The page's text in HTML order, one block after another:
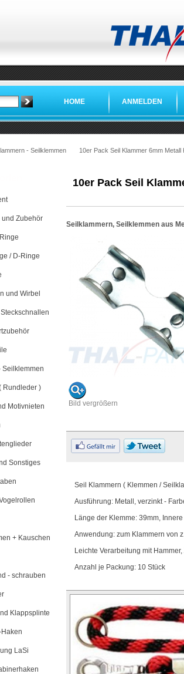
HOME ANMELDEN
- Seilklemmen 10er Pack Seil Klammer 6mm
Zubehör
/ D-Ringe
und Wirbel
Seilklemmen
Rundleder )
Motivnieten
Sonstiges
+ Kauschen
- schrauben
Klappsplinte
LaSi
10er Pack Seil
Seilklammern, Seilklemmen aus
Bild vergrößern
Seil Klammern ( Klemmen /
Ausführung: Metall, verzinkt -
Länge der Klemme: 39mm,
Anwendung: zum Klammern von
Leichte Verarbeitung mit
Anzahl je Packung: 10 Stück